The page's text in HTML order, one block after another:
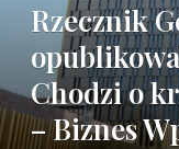
Rzecznik
Chodzi o
– Biznes